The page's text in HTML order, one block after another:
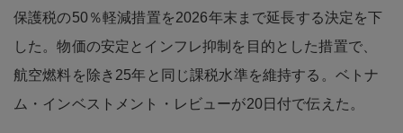
保護税の50％軽減措置を2026年末まで延長する決定を下
した。物価の安定とインフレ抑制を目的とした措置で、
航空燃料を除き25年と同じ課税水準を維持する。ベトナ
ム・インベストメント・レビューが20日付で伝えた。